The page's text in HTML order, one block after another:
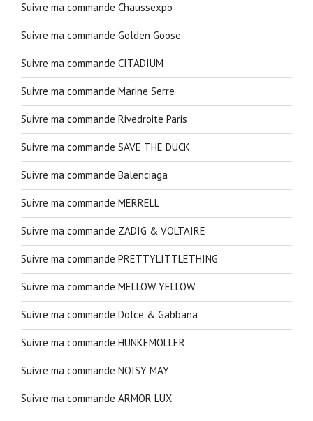
Suivre ma commande Chaussexpo
Suivre ma commande Golden Goose
Suivre ma commande CITADIUM
Suivre ma commande Marine Serre
Suivre ma commande Rivedroite Paris
Suivre ma commande SAVE THE DUCK
Suivre ma commande Balenciaga
Suivre ma commande MERRELL
Suivre ma commande ZADIG & VOLTAIRE
Suivre ma commande PRETTYLITTLETHING
Suivre ma commande MELLOW YELLOW
Suivre ma commande Dolce & Gabbana
Suivre ma commande HUNKEMÖLLER
Suivre ma commande NOISY MAY
Suivre ma commande ARMOR LUX